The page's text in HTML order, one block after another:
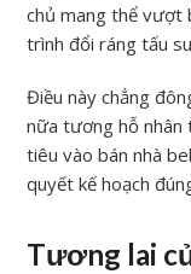
chủ mang thể vượt
trình đổi ráng tấu
Điều này chẳng
nữa tương hỗ nhân
tiêu vào bán nhà
quyết kế hoạch
Tương lai